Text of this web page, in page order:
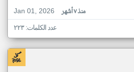
Jan 01, 2026
منذ ٧ أشهر
عدد الكلمات: ٢٢٣